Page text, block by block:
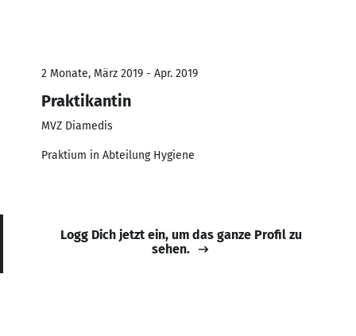
2 Monate, März 2019 - Apr. 2019
Praktikantin
MVZ Diamedis
Praktium in Abteilung Hygiene
Logg Dich jetzt ein, um das ganze Profil zu
sehen.